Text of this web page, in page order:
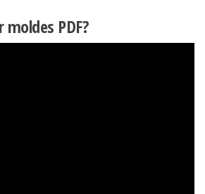
PDF?